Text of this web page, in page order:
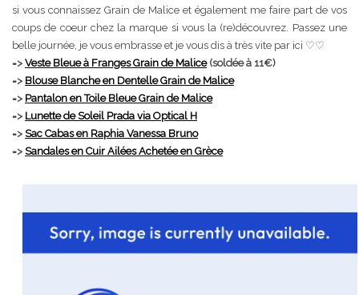
si vous connaissez Grain de Malice et également me faire part de vos
coups de coeur chez la marque si vous la (re)découvrez. Passez une
belle journée, je vous embrasse et je vous dis à très vite par ici ♡♡
=> Veste Bleue à Franges Grain de Malice(soldée à 11€)
=> Blouse Blanche en Dentelle Grain de Malice
=> Pantalon en Toile Bleue Grain de Malice
=> Lunette de Soleil Prada via Optical H
=> Sac Cabas en Raphia Vanessa Bruno
=> Sandales en Cuir Ailées Achetée en Grèce